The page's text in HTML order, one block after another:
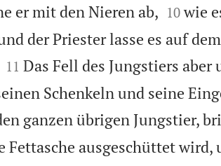
er mit den Nieren ab,
10 wie
der Priester lasse es auf dem

11 Das Fell des Jungstiers aber
Schenkeln und seine
ganzen übrigen Jungstier,
Fettasche ausgeschüttet wird,